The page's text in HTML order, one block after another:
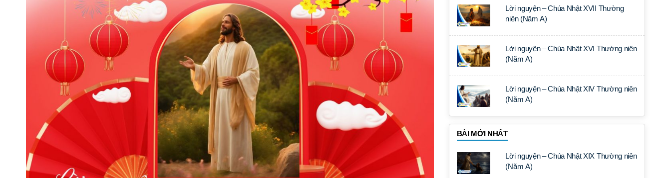
Lời nguyện – Chúa Nhật XVII Thường
niên (Năm A)
Lời nguyện – Chúa Nhật XVI Thường niên
(Năm A)
Lời nguyện – Chúa Nhật XIV Thường niên
(Năm A)
BÀI MỚI NHẤT
Lời nguyện – Chúa Nhật XIX Thường niên
(Năm A)